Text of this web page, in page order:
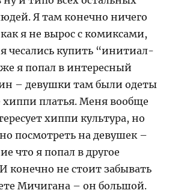
Я там конечно ничего
я не вырос с комиксами,
чесались купить “инитиал-
я попал в интересный
– девушки там были одеты
хиппи платья. Меня вообще
хиппи культура, но
посмотреть на девушек –
что я попал в другое
конечно не стоит забывать
Мичигана – он большой.